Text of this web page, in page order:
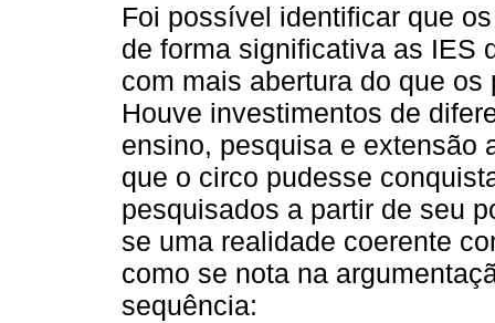
Foi possível identificar que
de forma significativa as IES
com mais abertura do que
Houve investimentos de
ensino, pesquisa e extensão
que o circo pudesse
pesquisados a partir de seu
se uma realidade coerente
como se nota na
sequência: